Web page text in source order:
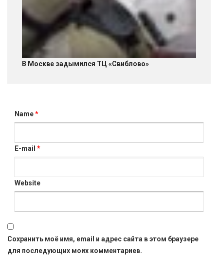
В Москве задымился ТЦ «Свиблово»
Name*
E-mail *
Website
Сохранить моё имя, email и адрес сайта в этом браузере
для последующих моих комментариев.